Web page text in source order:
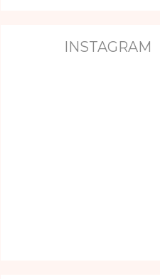
INSTAGRAM